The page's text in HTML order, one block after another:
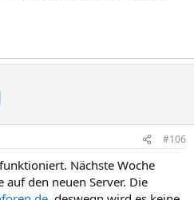
#106
Nächste Woche
den neuen Server. Die